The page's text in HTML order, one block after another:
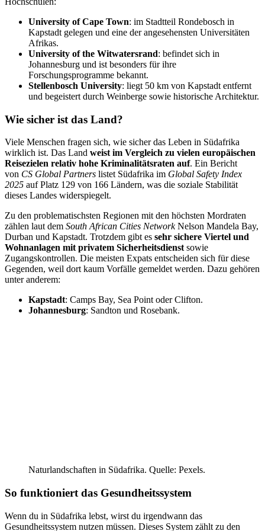
University of Cape Town: im Stadtteil Rondebosch in
Kapstadt gelegen und eine der angesehensten Universitäten
Afrikas.
University of the Witwatersrand: befindet sich in
Johannesburg und ist besonders für ihre
Forschungsprogramme bekannt.
Stellenbosch University: liegt 50 km von Kapstadt entfernt
und begeistert durch Weinberge sowie historische Architektur.
Wie sicher ist das Land?
Viele Menschen fragen sich, wie sicher das Leben in Südafrika
wirklich ist. Das Land weist im Vergleich zu vielen europäischen
Reisezielen relativ hohe Kriminalitätsraten auf. Ein Bericht
von CS Global Partners listet Südafrika im Global Safety Index
2025 auf Platz 129 von 166 Ländern, was die soziale Stabilität
dieses Landes widerspiegelt.
Zu den problematischsten Regionen mit den höchsten Mordraten
zählen laut dem South African Cities NetworkNelson Mandela Bay,
Durban und Kapstadt. Trotzdem gibt es sehr sichere Viertel und
Wohnanlagen mit privatem Sicherheitsdienst sowie
Zugangskontrollen. Die meisten Expats entscheiden sich für diese
Gegenden, weil dort kaum Vorfälle gemeldet werden. Dazu gehören
unter anderem:
Kapstadt: Camps Bay, Sea Point oder Clifton.
Johannesburg: Sandton und Rosebank.
Naturlandschaften in Südafrika. Quelle: Pexels.
So funktioniert das Gesundheitssystem
Wenn du in Südafrika lebst, wirst du irgendwann das
Gesundheitssystem nutzen müssen. Dieses System zählt zu den